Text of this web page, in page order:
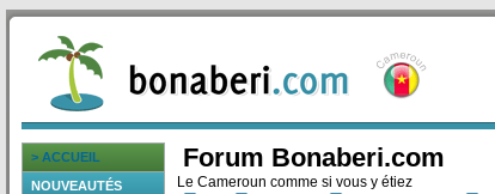
> ACCUEIL
NOUVEAUTÉS
Forum Bonaberi.com
Le Cameroun comme si vous y étiez